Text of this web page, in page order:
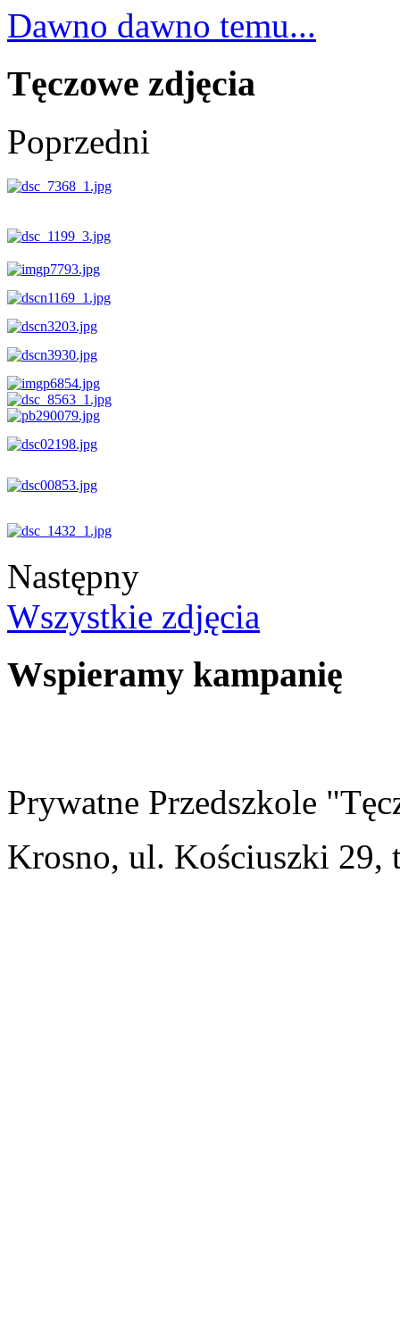
Dawno dawno temu...
Tęczowe zdjęcia
Poprzedni
Następny
Wszystkie zdjęcia
Wspieramy kampanię
Prywatne Przedszkole
Krosno, ul. Kościuszki 29,